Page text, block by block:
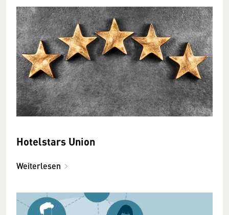
Hotelstars Union
Weiterlesen